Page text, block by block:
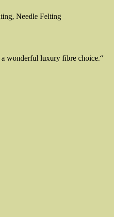
Needle Felting
wonderful luxury fibre choice.“